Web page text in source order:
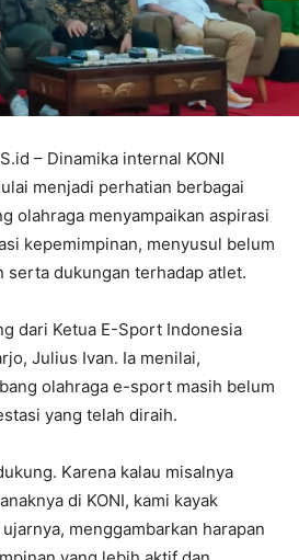
– Dinamika internal KONI
menjadi perhatian berbagai
olahraga menyampaikan aspirasi
kepemimpinan, menyusul belum
serta dukungan terhadap atlet.
dari Ketua E-Sport Indonesia
Julius Ivan. Ia menilai,
olahraga e-sport masih belum
yang telah diraih.
Karena kalau misalnya
di KONI, kami kayak
menggambarkan harapan